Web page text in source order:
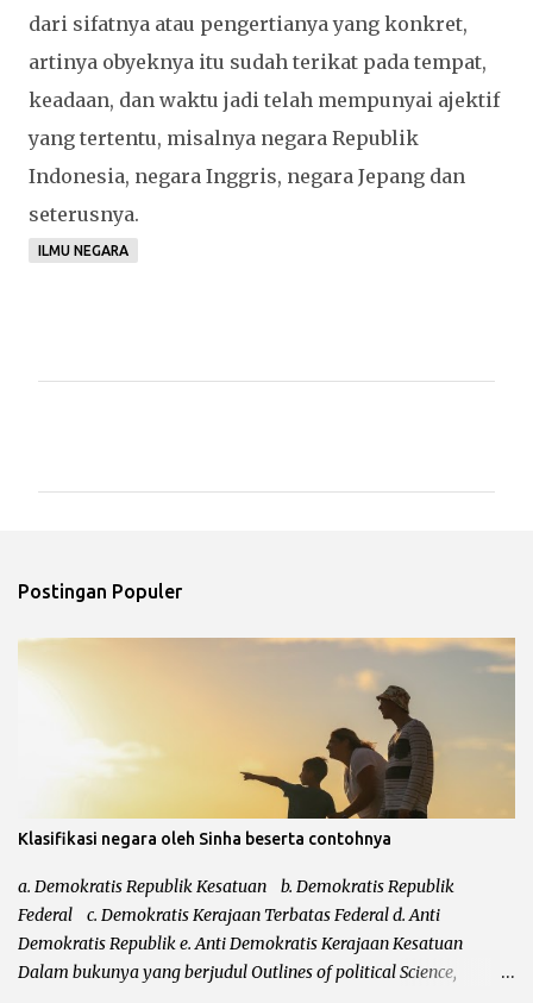
dari sifatnya atau pengertianya yang konkret,
artinya obyeknya itu sudah terikat pada tempat,
keadaan, dan waktu jadi telah mempunyai ajektif
yang tertentu, misalnya negara Republik
Indonesia, negara Inggris, negara Jepang dan
seterusnya.
ILMU NEGARA
t
Postingan Populer
Klasifikasi negara oleh Sinha beserta contohnya
a. Demokratis Republik Kesatuan b. Demokratis Republik
Federal c. Demokratis Kerajaan Terbatas Federal d. Anti
Demokratis Republik e. Anti Demokratis Kerajaan Kesatuan
Dalam bukunya yang berjudul Outlines of political Science,